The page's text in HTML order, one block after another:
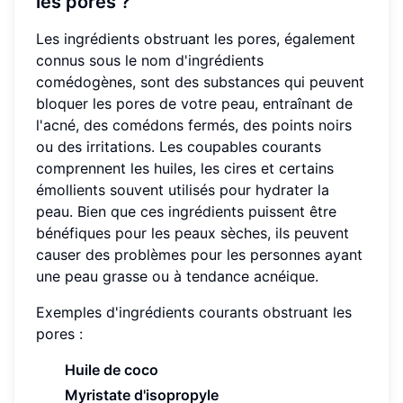
Les ingrédients obstruant les pores, également
connus sous le nom d'ingrédients
comédogènes, sont des substances qui peuvent
bloquer les pores de votre peau, entraînant de
l'acné, des comédons fermés, des points noirs
ou des irritations. Les coupables courants
comprennent les huiles, les cires et certains
émollients souvent utilisés pour hydrater la
peau. Bien que ces ingrédients puissent être
bénéfiques pour les peaux sèches, ils peuvent
causer des problèmes pour les personnes ayant
une peau grasse ou à tendance acnéique.
Exemples d'ingrédients courants obstruant les
pores :
Huile de coco
Myristate d'isopropyle